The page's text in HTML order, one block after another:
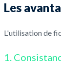
Les
L'utilisation de
1.